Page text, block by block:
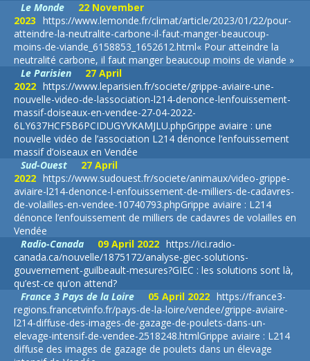
Le Monde
22 November
2023 https://www.lemonde.fr/climat/article/2023/01/22/pour-
atteindre-la-neutralite-carbone-il-faut-manger-beaucoup-
moins-de-viande_6158853_1652612.html« Pour atteindre la
neutralité carbone, il faut manger beaucoup moins de viande »
Le Parisien
27 April
2022 https://www.leparisien.fr/societe/grippe-aviaire-une-
nouvelle-video-de-lassociation-l214-denonce-lenfouissement-
massif-doiseaux-en-vendee-27-04-2022-
6LY637HCF5B6PCIDUGYVKAMJLU.phpGrippe aviaire : une
nouvelle vidéo de l’association L214 dénonce l’enfouissement
massif d’oiseaux en Vendée
Sud-Ouest
27 April
2022 https://www.sudouest.fr/societe/animaux/video-grippe-
aviaire-l214-denonce-l-enfouissement-de-milliers-de-cadavres-
de-volailles-en-vendee-10740793.phpGrippe aviaire : L214
dénonce l’enfouissement de milliers de cadavres de volailles en
Vendée
Radio-Canada
09 April 2022 https://ici.radio-
canada.ca/nouvelle/1875172/analyse-giec-solutions-
gouvernement-guilbeault-mesures?GIEC : les solutions sont là,
qu’est-ce qu’on attend?
France 3 Pays de la Loire
05 April 2022 https://france3-
regions.francetvinfo.fr/pays-de-la-loire/vendee/grippe-aviaire-
l214-diffuse-des-images-de-gazage-de-poulets-dans-un-
elevage-intensif-de-vendee-2518248.htmlGrippe aviaire : L214
diffuse des images de gazage de poulets dans un élevage